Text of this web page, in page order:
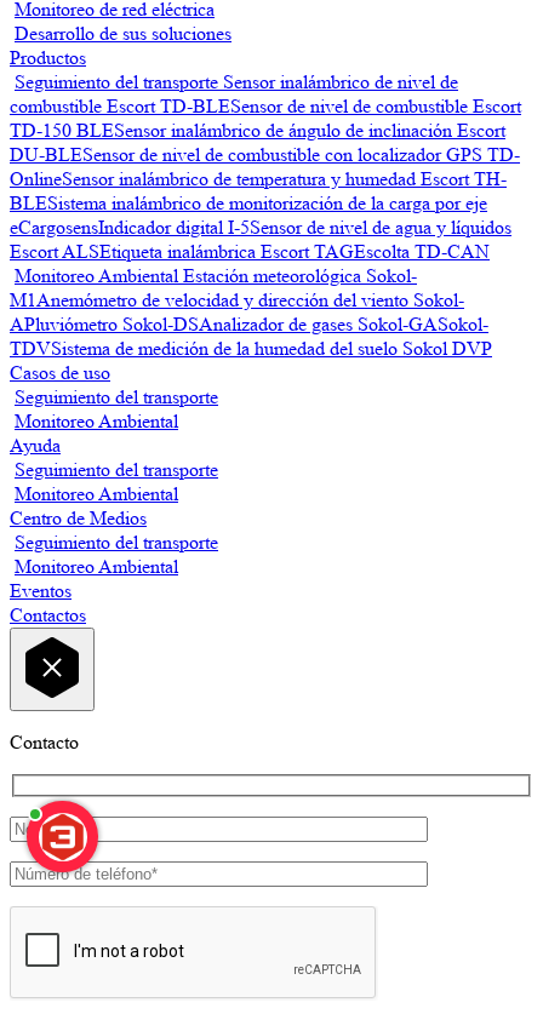
Monitoreo de red eléctrica
Desarrollo de sus soluciones
Productos
Seguimiento del transporte Sensor inalámbrico de nivel de
combustible Escort TD-BLESensor de nivel de combustible Escort
TD-150 BLESensor inalámbrico de ángulo de inclinación Escort
DU-BLESensor de nivel de combustible con localizador GPS TD-
OnlineSensor inalámbrico de temperatura y humedad Escort TH-
BLESistema inalámbrico de monitorización de la carga por eje
eCargosensIndicador digital I-5Sensor de nivel de agua y líquidos
Escort ALSEtiqueta inalámbrica Escort TAGEscolta TD-CAN
Monitoreo Ambiental Estación meteorológica Sokol-
M1 Anemómetro de velocidad y dirección del viento Sokol-
APluviómetro Sokol-DSAnalizador de gases Sokol-GASokol-
TDVSistema de medición de la humedad del suelo Sokol DVP
Casos de uso
Seguimiento del transporte
Monitoreo Ambiental
Ayuda
Seguimiento del transporte
Monitoreo Ambiental
Centro de Medios
Seguimiento del transporte
Monitoreo Ambiental
Eventos
Contactos
Contacto